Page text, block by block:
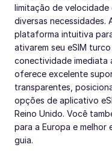
limitação de velocidade
diversas necessidades.
plataforma intuitiva
ativarem seu eSIM
conectividade imediata
oferece excelente
transparentes,
opções de aplicativo
Reino Unido. Você
para a Europa e melhor
guia.